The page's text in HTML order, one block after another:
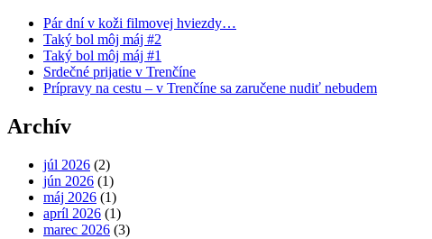
Pár dní v koži filmovej hviezdy…
Taký bol môj máj #2
Taký bol môj máj #1
Srdečné prijatie v Trenčíne
Prípravy na cestu – v Trenčíne sa zaručene nudiť nebudem
Archív
júl 2026 (2)
jún 2026 (1)
máj 2026 (1)
apríl 2026 (1)
marec 2026 (3)